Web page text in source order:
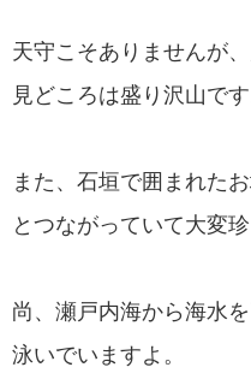
天守こそありませんが
見どころは盛り沢山です
また、石垣で囲まれた
とつながっていて大変珍
尚、瀬戸内海から海水
泳いでいますよ。